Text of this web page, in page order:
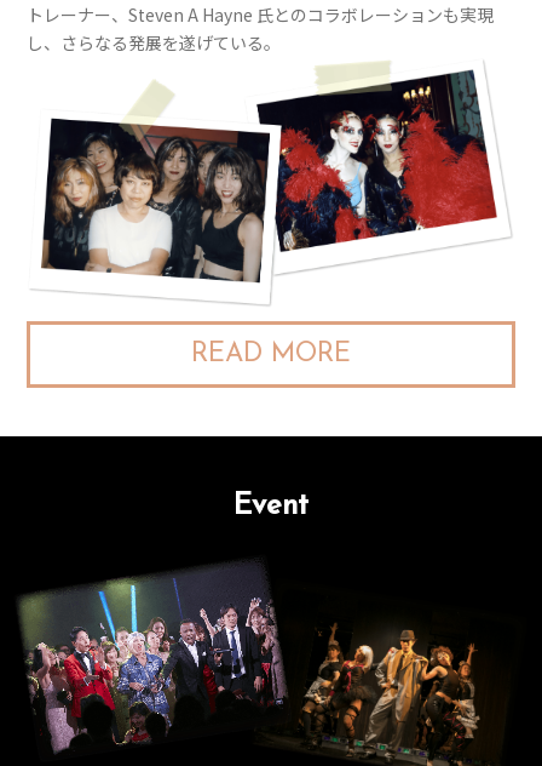
トレーナー、Steven A Hayne 氏とのコラボレーションも実現
し、さらなる発展を遂げている。
READ MORE
Event